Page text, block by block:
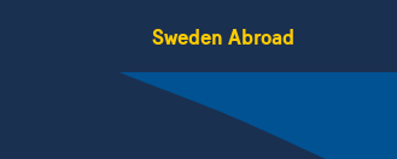
Sweden Abroad